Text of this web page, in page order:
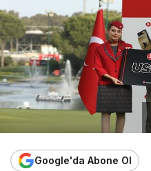
Google'da Abone Ol